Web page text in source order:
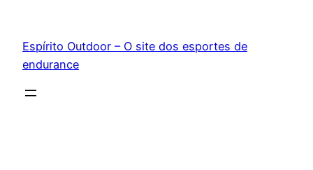
conteúdo
Espírito Outdoor – O site dos esportes de
endurance